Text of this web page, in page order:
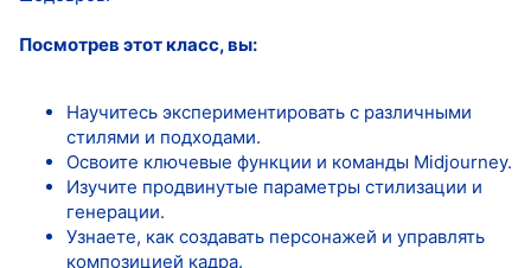
Посмотрев этот класс, вы:
Научитесь экспериментировать с различными
стилями и подходами.
Освоите ключевые функции и команды Midjourney.
Изучите продвинутые параметры стилизации и
генерации.
Узнаете, как создавать персонажей и управлять
композицией кадра.